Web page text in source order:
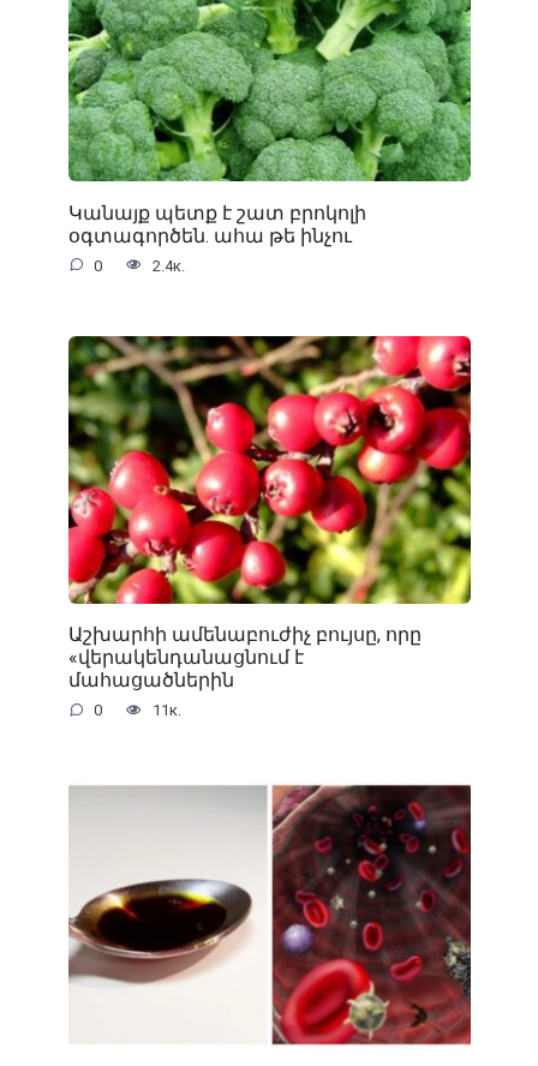
Կանայք պետք է շատ բրոկոլի
օգտագործեն. ահա թե ինչու
0 2.4к.
Աշխարհի ամենաբուժիչ բույսը, որը
«վերակենդանացնում է
մահացածներին
0 11к.